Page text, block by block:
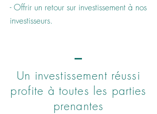
- Offrir un retour sur investissement à nos
investisseurs.
Un investissement réussi
profite à toutes les parties
prenantes